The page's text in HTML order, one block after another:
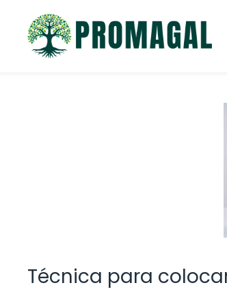
contenido
Técnica para